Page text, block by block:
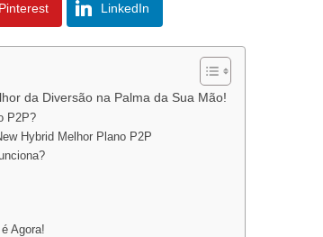
Pinterest LinkedIn
da Diversão na Palma da Sua Mão!
P2P?
Hybrid Melhor Plano P2P
Agora!